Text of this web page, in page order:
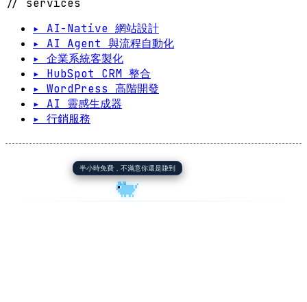
// services
▸ AI-Native 網站設計
▸ AI Agent 與流程自動化
▸ 企業系統客製化
▸ HubSpot CRM 整合
▸ WordPress 高階開發
▸ AI 靈感生成器
▸ 行銷服務
半小時免費，不滿意你還是賺到